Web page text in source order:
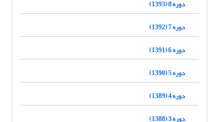
دوره 8 (1393)
دوره 7 (1392)
دوره 6 (1391)
دوره 5 (1390)
دوره 4 (1389)
دوره 3 (1388)